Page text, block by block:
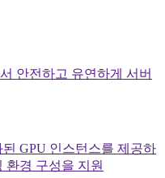
안전하고 유연하게 서버
GPU 인스턴스를 제공하
환경 구성을 지원